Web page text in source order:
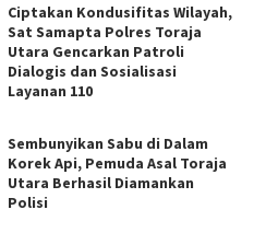
Ciptakan Kondusifitas Wilayah,
Sat Samapta Polres Toraja
Utara Gencarkan Patroli
Dialogis dan Sosialisasi
Layanan 110
Sembunyikan Sabu di Dalam
Korek Api, Pemuda Asal Toraja
Utara Berhasil Diamankan
Polisi